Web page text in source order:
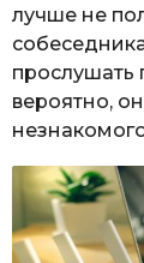
лучше не
прослушать
вероятно,